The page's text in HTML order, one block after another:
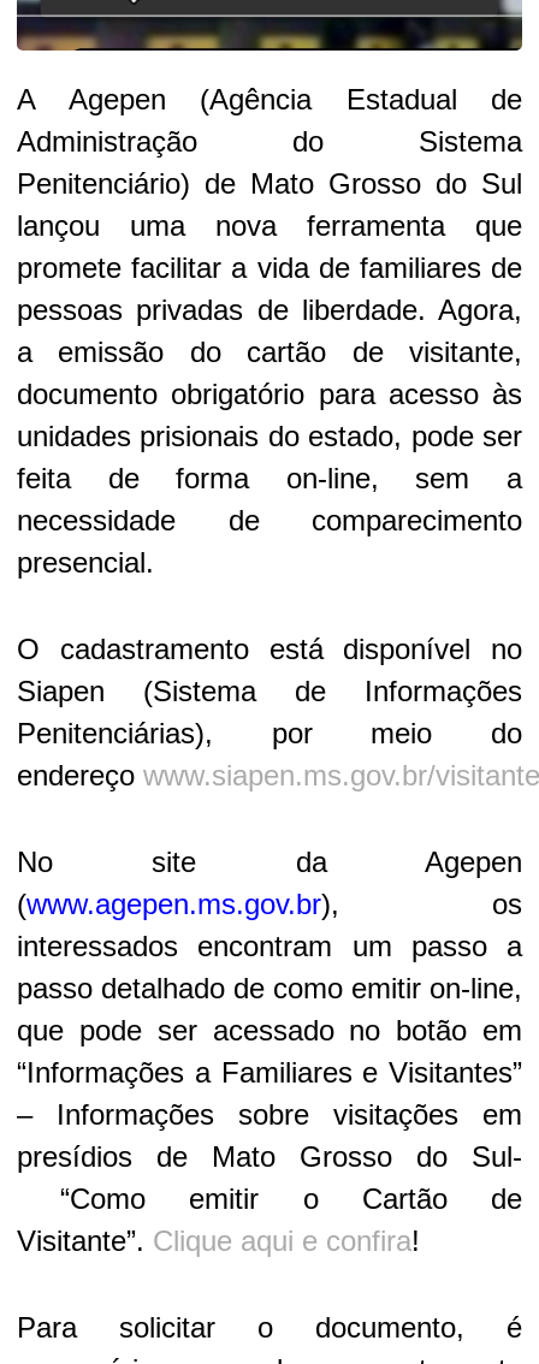
A Agepen (Agência Estadual de
Administração do Sistema
Penitenciário) de Mato Grosso do Sul
lançou uma nova ferramenta que
promete facilitar a vida de familiares de
pessoas privadas de liberdade. Agora,
a emissão do cartão de visitante,
documento obrigatório para acesso às
unidades prisionais do estado, pode ser
feita de forma on-line, sem a
necessidade de comparecimento
presencial.
O cadastramento está disponível no
Siapen (Sistema de Informações
Penitenciárias), por meio do
endereço www.siapen.ms.gov.br/visitante
No site da Agepen
(www.agepen.ms.gov.br), os
interessados encontram um passo a
passo detalhado de como emitir on-line,
que pode ser acessado no botão em
“Informações a Familiares e Visitantes”
– Informações sobre visitações em
presídios de Mato Grosso do Sul-
“Como emitir o Cartão de
Visitante”. Clique aqui e confira!
Para solicitar o documento, é